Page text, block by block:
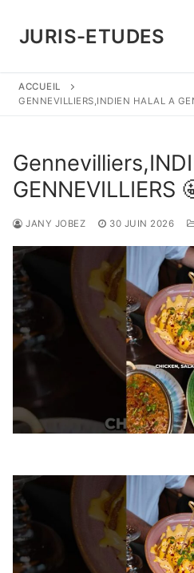
contenu
JURIS-ETUDES
ACCUEIL
GENNEVILLIERS,INDIEN HALAL A
GENNEVILLIERS
JANY JOBEZ 30 JUIN 2026